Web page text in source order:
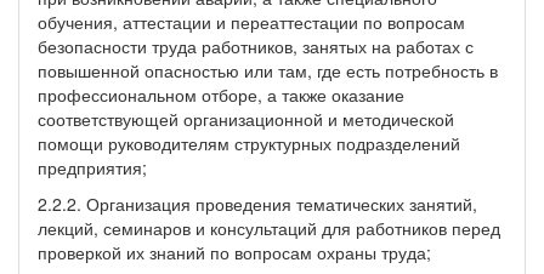
обучения, аттестации и переаттестации по вопросам
безопасности труда работников, занятых на работах с
повышенной опасностью или там, где есть потребность в
профессиональном отборе, а также оказание
соответствующей организационной и методической
помощи руководителям структурных подразделений
предприятия;
2.2.2. Организация проведения тематических занятий,
лекций, семинаров и консультаций для работников перед
проверкой их знаний по вопросам охраны труда;